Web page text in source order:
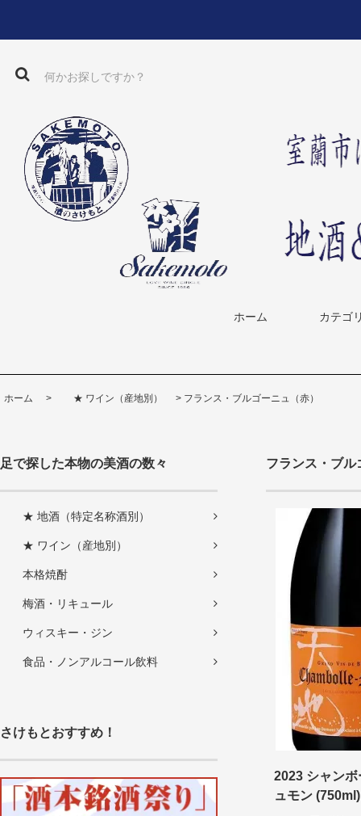
ホーム カテゴ
ホーム > ★ ワイン（産地別） > フランス・ブルゴーニュ（赤）
足で探した本物の美酒の数々
★ 地酒（特定名称酒別）
★ ワイン（産地別）
本格焼酎
梅酒・リキュール
ウィスキー・ジン
食品・ノンアルコール飲料
さけもとおすすめ！
フランス・ブル
2023 シャン
ュモン (750ml)